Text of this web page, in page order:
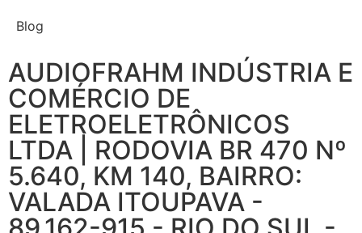
Blog
AUDIOFRAHM INDÚSTRIA E
COMÉRCIO DE
ELETROELETRÔNICOS
LTDA | RODOVIA BR 470 Nº
5.640, KM 140, BAIRRO:
VALADA ITOUPAVA -